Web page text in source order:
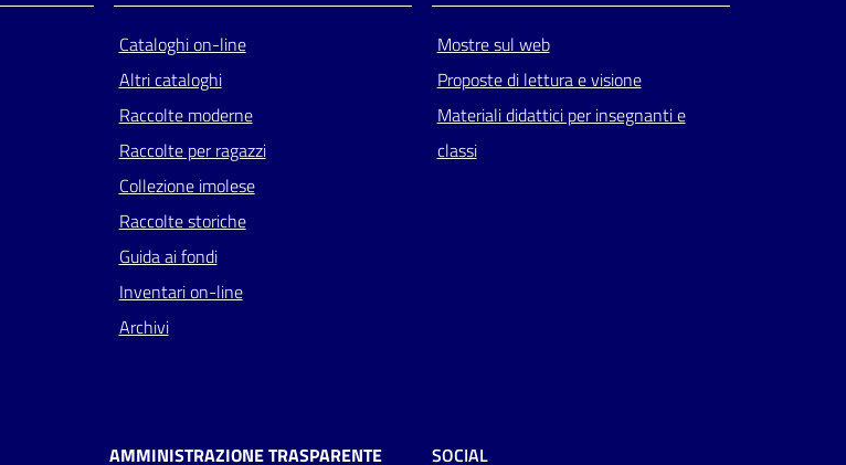
Cataloghi on-line
Altri cataloghi
Raccolte moderne
Raccolte per ragazzi
Collezione imolese
Raccolte storiche
Guida ai fondi
Inventari on-line
Archivi
Mostre sul web
Proposte di lettura e visione
Materiali didattici per insegnanti e
classi
AMMINISTRAZIONE TRASPARENTE SOCIAL